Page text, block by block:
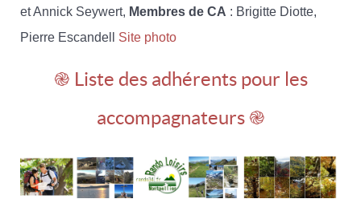
et Annick Seywert, Membres de CA : Brigitte Diotte,
Pierre Escandell Site photo
֎ Liste des adhérents pour les
accompagnateurs ֎